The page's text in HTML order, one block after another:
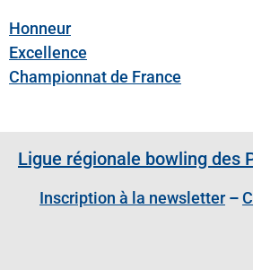
Honneur
Excellence
Championnat de France
Ligue régionale bowling des
Inscription à la newsletter–